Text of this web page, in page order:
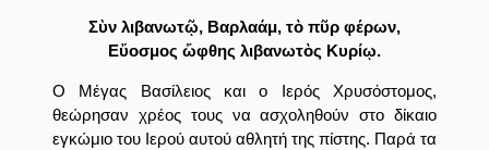
Σὺν λιβανωτῷ, Βαρλαάμ, τὸ πῦρ φέρων,
Εὔοσμος ὤφθης λιβανωτὸς Κυρίῳ.
Ο Μέγας Βασίλειος και ο Ιερός Χρυσόστομος,
θεώρησαν χρέος τους να ασχοληθούν στο δίκαιο
εγκώμιο του Ιερού αυτού αθλητή της πίστης. Παρά τα